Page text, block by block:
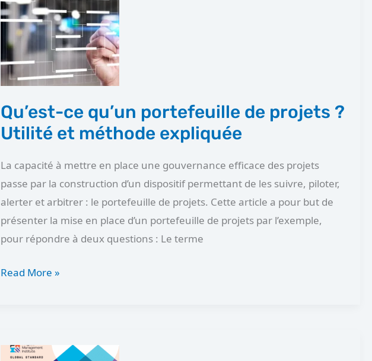
Qu’est-ce qu’un portefeuille de projets ?
Utilité et méthode expliquée
La capacité à mettre en place une gouvernance efficace des projets
passe par la construction d’un dispositif permettant de les suivre, piloter,
alerter et arbitrer : le portefeuille de projets. Cette article a pour but de
présenter la mise en place d’un portefeuille de projets par l’exemple,
pour répondre à deux questions : Le terme
qu’un
portefeuille
de
projets ?
Utilité
et
méthode
expliquée
Read More »
PMBOK